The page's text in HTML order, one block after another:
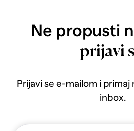
Ne propusti
prijavi
Prijavi se e-mailom i
inbox.